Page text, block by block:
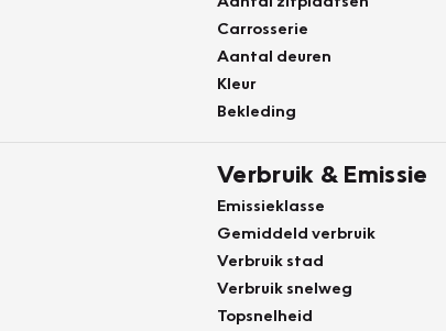
Carrosserie
Aantal deuren
Kleur
Bekleding
Verbruik & Emissie
Emissieklasse
Gemiddeld verbruik
Verbruik stad
Verbruik snelweg
Topsnelheid